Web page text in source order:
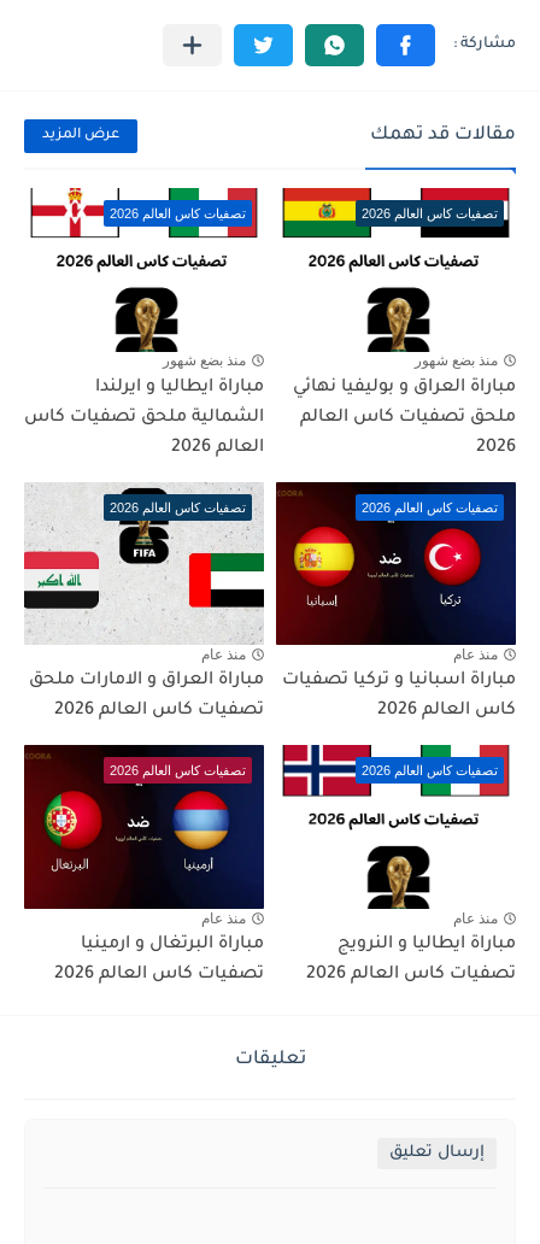
مقالات قد تهمك عرض المزيد
تصفيات كاس العالم 2026
منذ بضع شهور
مباراة العراق و بوليفيا نهائي
ملحق تصفيات كاس العالم
2026
تصفيات كاس العالم 2026
منذ بضع شهور
مباراة ايطاليا و ايرلندا
الشمالية ملحق تصفيات كاس
العالم 2026
تصفيات كاس العالم 2026
منذ عام
مباراة اسبانيا و تركيا تصفيات
كاس العالم 2026
تصفيات كاس العالم 2026
منذ عام
مباراة العراق و الامارات ملحق
تصفيات كاس العالم 2026
تصفيات كاس العالم 2026
منذ عام
مباراة ايطاليا و النرويج
تصفيات كاس العالم 2026
تصفيات كاس العالم 2026
منذ عام
مباراة البرتغال و ارمينيا
تصفيات كاس العالم 2026
تعليقات
إرسال تعليق